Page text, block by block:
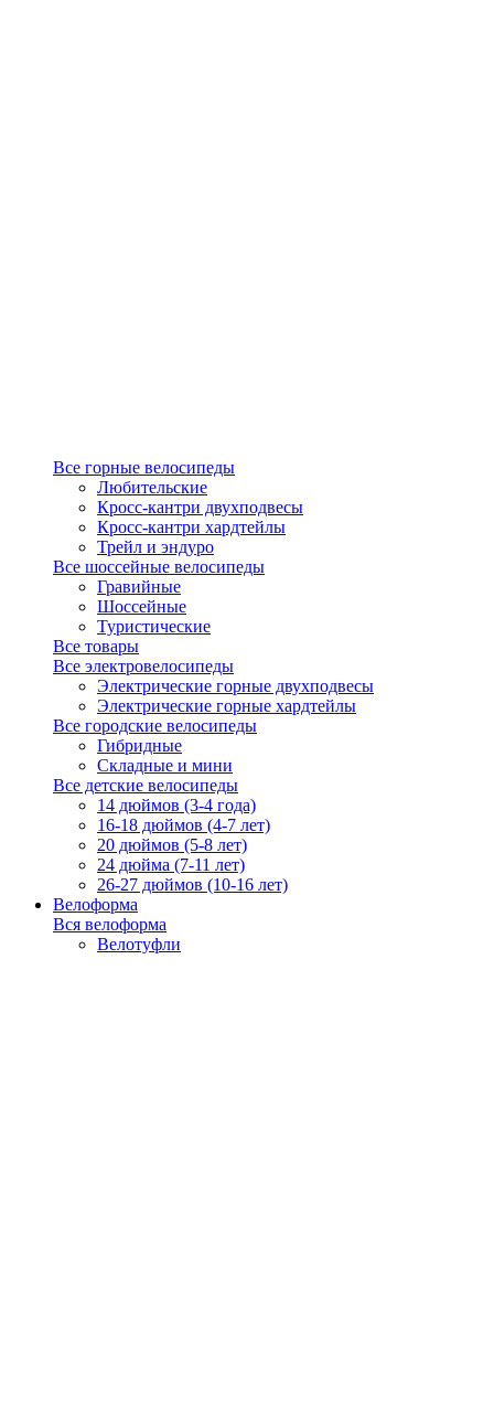
Все горные велосипеды
Любительские
Кросс-кантри двухподвесы
Кросс-кантри хардтейлы
Трейл и эндуро
Все шоссейные велосипеды
Гравийные
Шоссейные
Туристические
Все товары
Все электровелосипеды
Электрические горные двухподвесы
Электрические горные хардтейлы
Все городские велосипеды
Гибридные
Складные и мини
Все детские велосипеды
14 дюймов (3-4 года)
16-18 дюймов (4-7 лет)
20 дюймов (5-8 лет)
24 дюйма (7-11 лет)
26-27 дюймов (10-16 лет)
Велоформа
Вся велоформа
Велотуфли